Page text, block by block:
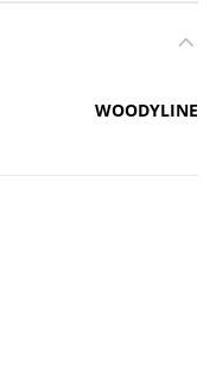
WOODYLINE